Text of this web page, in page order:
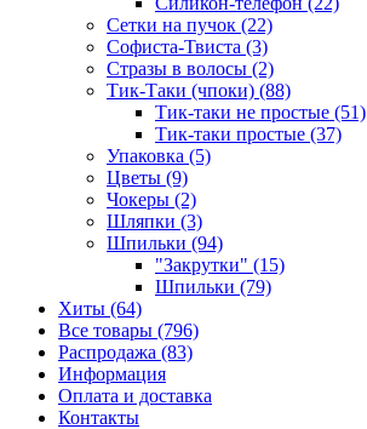
Сетки на пучок (22)
Софиста-Твиста (3)
Стразы в волосы (2)
Тик-Таки (чпоки) (88)
Тик-таки не простые (51)
Тик-таки простые (37)
Упаковка (5)
Цветы (9)
Чокеры (2)
Шляпки (3)
Шпильки (94)
"Закрутки" (15)
Шпильки (79)
Хиты (64)
Все товары (796)
Распродажа (83)
Информация
Оплата и доставка
Контакты